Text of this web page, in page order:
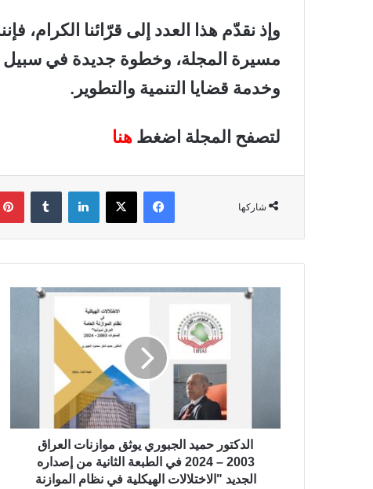
وإذ نقدّم هذا العدد إلى قرّائنا الكرام،
مسيرة المجلة، وخطوة جديدة في سبيل
وخدمة قضايا التنمية والتطوير.
لتصفح المجلة اضغط هنا
شاركها
فيسبوك ‫X لينكدإن
م
الدكتور حميد الجبوري يوثق موازنات العراق
2003 – 2024 في الطبعة الثانية من إصداره
الجديد "الاختلالات الهيكلية في نظام الموازنة